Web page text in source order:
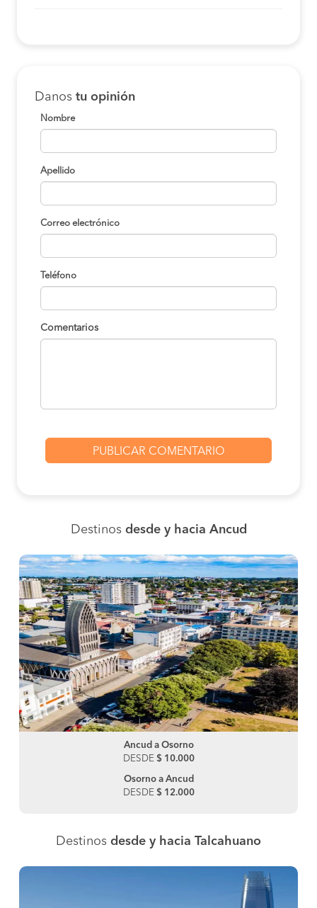
Danos tu opinión
Nombre
Apellido
Correo electrónico
Teléfono
Comentarios
Destinos desde y hacia Ancud
Ancud a Osorno
DESDE $ 10.000
Osorno a Ancud
DESDE $ 12.000
Destinos desde y hacia Talcahuano